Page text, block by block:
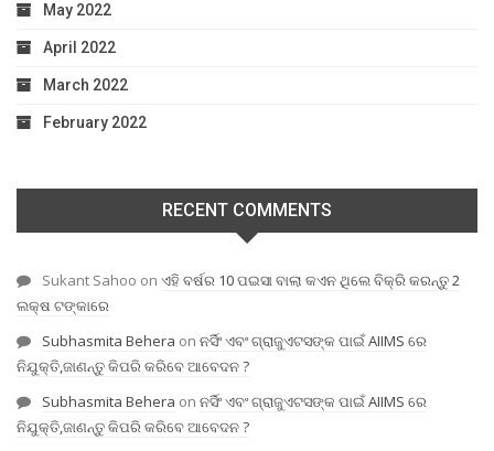
May 2022
April 2022
March 2022
February 2022
RECENT COMMENTS
Sukant Sahoo on ଏହି ବର୍ଷର 10 ପଇସା ବାଲା କଏନ ଥିଲେ ବିକ୍ରି କରନ୍ତୁ 2
ଲକ୍ଷ ଟଙ୍କାରେ
Subhasmita Behera on ନର୍ସିଂ ଏବଂ ଗ୍ରାଜୁଏଟସଙ୍କ ପାଇଁ AIIMS ରେ
ନିଯୁକ୍ତି,ଜାଣନ୍ତୁ କିପରି କରିବେ ଆବେଦନ ?
Subhasmita Behera on ନର୍ସିଂ ଏବଂ ଗ୍ରାଜୁଏଟସଙ୍କ ପାଇଁ AIIMS ରେ
ନିଯୁକ୍ତି,ଜାଣନ୍ତୁ କିପରି କରିବେ ଆବେଦନ ?